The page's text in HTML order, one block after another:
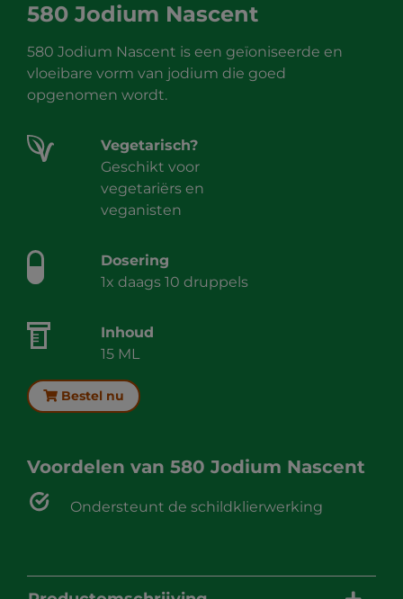
580 Jodium Nascent
580 Jodium Nascent is een geïoniseerde en
vloeibare vorm van jodium die goed
opgenomen wordt.
Vegetarisch?
Geschikt voor
vegetariërs en
veganisten
Dosering
1x daags 10 druppels
Inhoud
15 ML
Bestel nu
Voordelen van 580 Jodium Nascent
Ondersteunt de schildklierwerking